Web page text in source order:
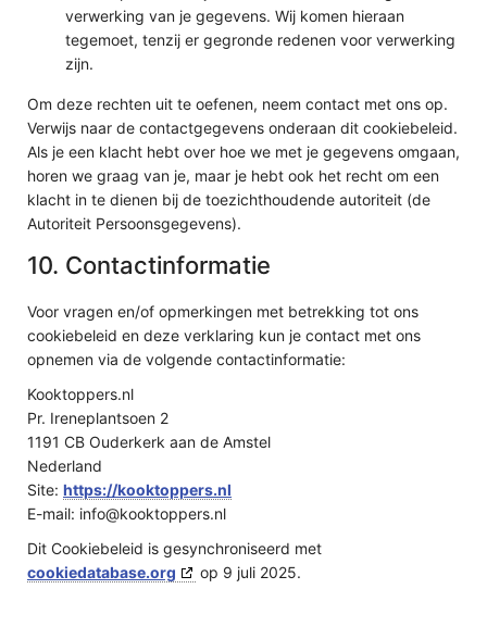
verwerking van je gegevens. Wij komen hieraan
tegemoet, tenzij er gegronde redenen voor verwerking
zijn.
Om deze rechten uit te oefenen, neem contact met ons op.
Verwijs naar de contactgegevens onderaan dit cookiebeleid.
Als je een klacht hebt over hoe we met je gegevens omgaan,
horen we graag van je, maar je hebt ook het recht om een
klacht in te dienen bij de toezichthoudende autoriteit (de
Autoriteit Persoonsgegevens).
10. Contactinformatie
Voor vragen en/of opmerkingen met betrekking tot ons
cookiebeleid en deze verklaring kun je contact met ons
opnemen via de volgende contactinformatie:
Kooktoppers.nl
Pr. Ireneplantsoen 2
1191 CB Ouderkerk aan de Amstel
Nederland
Site: https://kooktoppers.nl
E-mail: info@kooktoppers.nl
Dit Cookiebeleid is gesynchroniseerd met
cookiedatabase.org
op 9 juli 2025.